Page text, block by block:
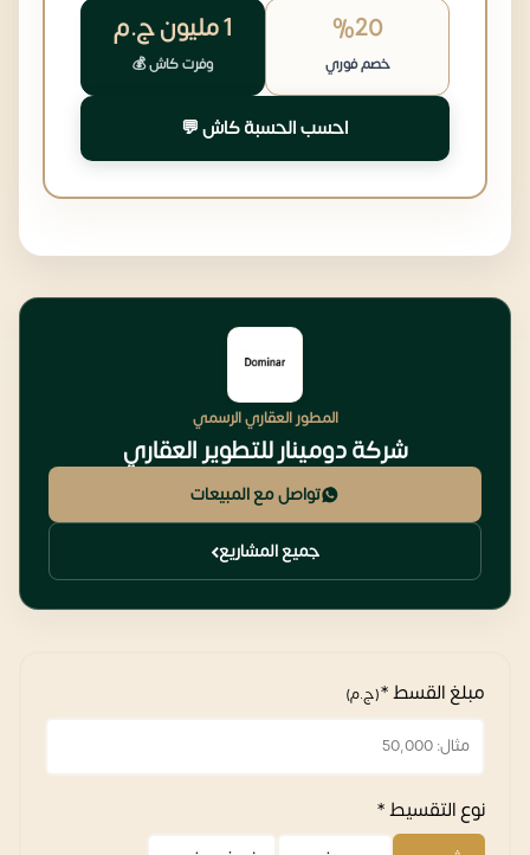
%20
خصم فوري
1 مليون ج.م
وفرت كاش 💰
احسب الحسبة كاش 💬
المطور العقاري الرسمي
شركة دومينار للتطوير العقاري
تواصل مع المبيعات
جميع المشاريع
مبلغ القسط *(ج.م)
نوع التقسيط *